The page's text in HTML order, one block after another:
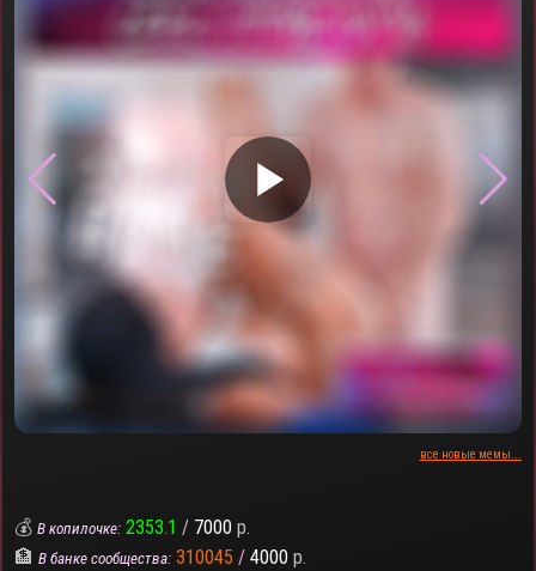
▶
все новые мемы...
💰В копилочке: 2353.1 / 7000 р.
🏦В банке сообщества: 310045 / 4000 р.